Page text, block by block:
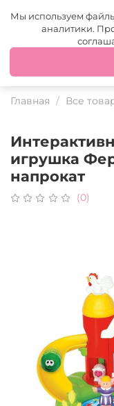
Москва
Это ваш город?
Главная Все
игрушка
напрокат
(0)
Мы используем
аналитики.